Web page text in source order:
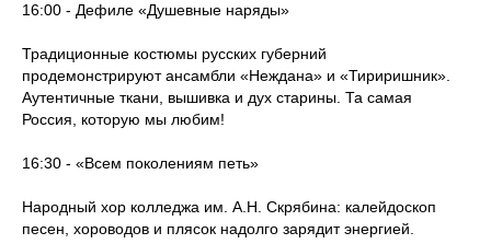
16:00 - Дефиле «Душевные наряды»
Традиционные костюмы русских губерний
продемонстрируют ансамбли «Неждана» и «Тириришник».
Аутентичные ткани, вышивка и дух старины. Та самая
Россия, которую мы любим!
16:30 - «Всем поколениям петь»
Народный хор колледжа им. А.Н. Скрябина: калейдоскоп
песен, хороводов и плясок надолго зарядит энергией.